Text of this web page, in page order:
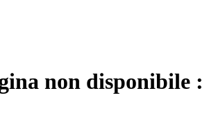
non disponibile :